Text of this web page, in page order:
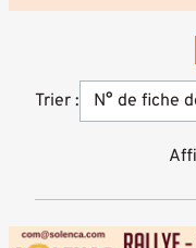
Trier :